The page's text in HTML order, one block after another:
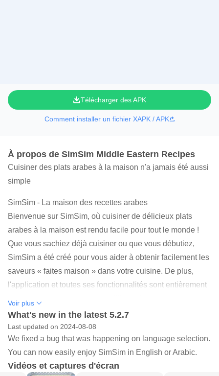
Télécharger des APK
Comment installer un fichier XAPK / APK
À propos de SimSim Middle Eastern Recipes
Cuisiner des plats arabes à la maison n'a jamais été aussi
simple
SimSim - La maison des recettes arabes
Bienvenue sur SimSim, où cuisiner de délicieux plats
arabes à la maison est rendu facile pour tout le monde !
Que vous sachiez déjà cuisiner ou que vous débutiez,
SimSim a été créé pour vous aider à obtenir facilement les
saveurs « faites maison » dans votre cuisine. De plus,
l'application et toutes ses fonctionnalités sont entièrement
proposons. Tout en explorant nos recettes, profitez de nos
histoires culturelles pour découvrir l'origine des recettes,
leurs noms et leurs épices.
Nos recettes proviennent toutes de Tete Hiba, qui cuisine
Voir plus
What's new in the latest 5.2.7
Last updated on 2024-08-08
We fixed a bug that was happening on language selection.
You can now easily enjoy SimSim in English or Arabic.
Vidéos et captures d'écran